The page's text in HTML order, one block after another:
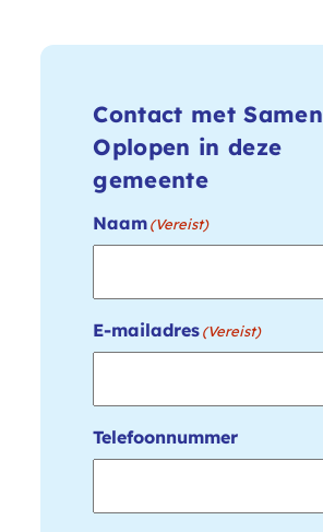
Contact met Samen
Oplopen in deze
gemeente
Naam(Vereist)
E-mailadres(Vereist)
Telefoonnummer